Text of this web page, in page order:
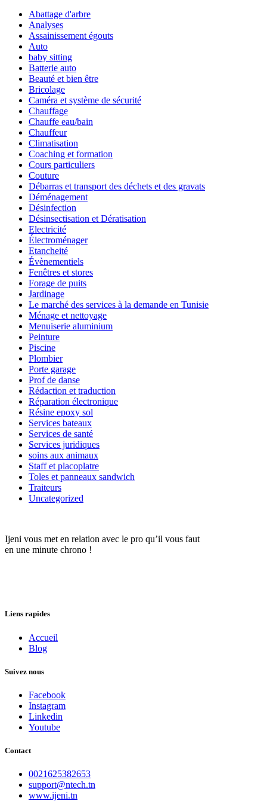
Abattage d'arbre
Analyses
Assainissement égouts
Auto
baby sitting
Batterie auto
Beauté et bien être
Bricolage
Caméra et système de sécurité
Chauffage
Chauffe eau/bain
Chauffeur
Climatisation
Coaching et formation
Cours particuliers
Couture
Débarras et transport des déchets et des gravats
Déménagement
Désinfection
Désinsectisation et Dératisation
Electricité
Électroménager
Etancheité
Évènementiels
Fenêtres et stores
Forage de puits
Jardinage
Le marché des services à la demande en Tunisie
Ménage et nettoyage
Menuiserie aluminium
Peinture
Piscine
Plombier
Porte garage
Prof de danse
Rédaction et traduction
Réparation électronique
Résine epoxy sol
Services bateaux
Services de santé
Services juridiques
soins aux animaux
Staff et placoplatre
Toles et panneaux sandwich
Traiteurs
Uncategorized
Ijeni vous met en relation avec le pro qu’il vous faut
en une minute chrono !
Liens rapides
Accueil
Blog
Suivez nous
Facebook
Instagram
Linkedin
Youtube
Contact
0021625382653
support@ntech.tn
www.ijeni.tn